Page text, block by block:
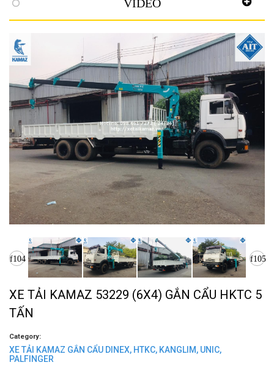
VIDEO
XE TẢI KAMAZ 53229 (6X4) GẮN CẨU HKTC 5
TẤN
Category:
XE TẢI KAMAZ GẮN CẨU DINEX, HTKC, KANGLIM, UNIC,
PALFINGER